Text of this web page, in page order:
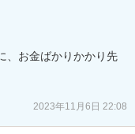
、お金ばかりかかり先
2023年11月6日 22:08